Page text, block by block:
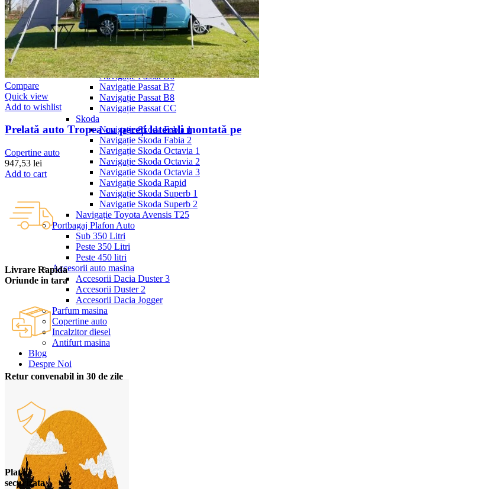
Navigație Mercedes W204
Navigație Mercedes W211
Navigație Mercedes Sprinter
Passat
Navigație Passat B5
Navigație Passat B5 5
Navigație Passat B6
Navigație Passat B7
Navigație Passat B8
Navigație Passat CC
Skoda
Navigație Skoda Fabia 1
Navigație Skoda Fabia 2
Navigație Skoda Octavia 1
Navigație Skoda Octavia 2
Navigație Skoda Octavia 3
Navigație Skoda Rapid
Navigație Skoda Superb 1
Navigație Skoda Superb 2
Navigație Toyota Avensis T25
Portbagaj Plafon Auto
Sub 350 Litri
Peste 350 Litri
Peste 450 litri
Accesorii auto masina
Accesorii Dacia Duster 3
Accesorii Duster 2
Accesorii Dacia Jogger
Parfum masina
Copertine auto
Incalzitor diesel
Antifurt masina
Blog
Despre Noi
Compare
Quick view
Add to wishlist
Prelată auto Tropea cu pereți laterali montată pe
Copertine auto
947,53 lei
Add to cart
Livrare Rapida
Oriunde in tara
Retur convenabil in 30 de zile
Plata
securizata